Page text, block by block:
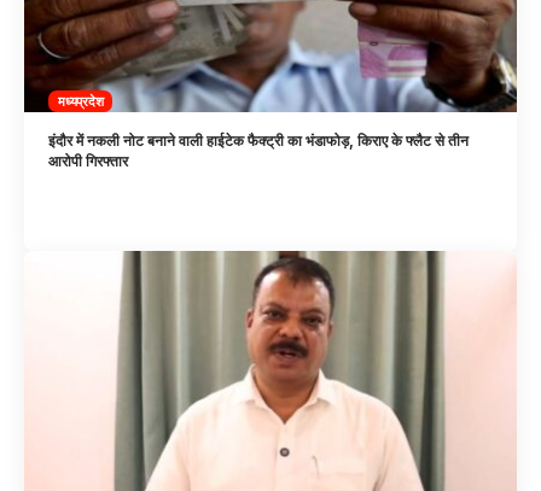
मध्यप्रदेश
इंदौर में नकली नोट बनाने वाली हाईटेक फैक्ट्री का भंडाफोड़, किराए के फ्लैट से तीन
आरोपी गिरफ्तार